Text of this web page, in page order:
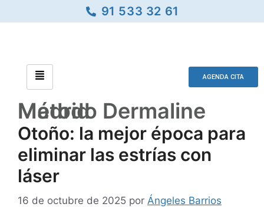
91 533 32 61
AGENDA CITA
Método Dermaline Madrid
Otoño: la mejor época para
eliminar las estrías con
láser
16 de octubre de 2025 por Ángeles Barrios